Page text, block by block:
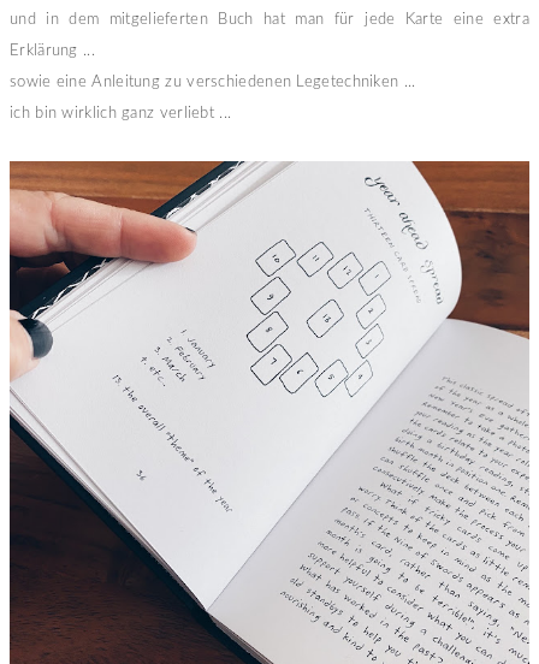
und in dem mitgelieferten Buch hat man für jede Karte eine extra
Erklärung ...
sowie eine Anleitung zu verschiedenen Legetechniken ...
ich bin wirklich ganz verliebt ...